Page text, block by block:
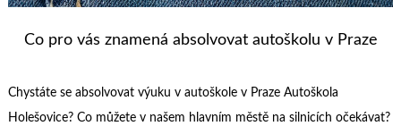
Co pro vás znamená absolvovat autoškolu v Praze
Chystáte se absolvovat výuku v autoškole v Praze Autoškola
Holešovice? Co můžete v našem hlavním městě na silnicích očekávat?